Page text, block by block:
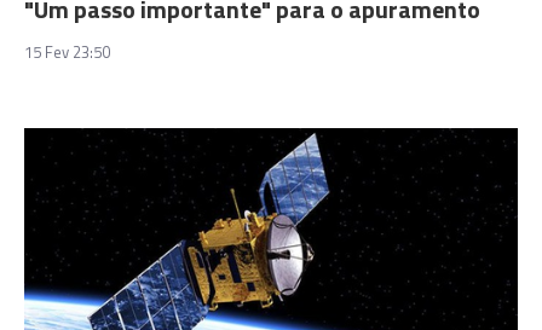
"Um passo importante" para o apuramento
15 Fev 23:50